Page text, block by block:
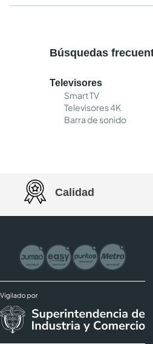
Búsquedas
Televisores
Smart TV
Televisores 4K
Barra de sonido
Calidad